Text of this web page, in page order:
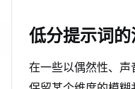
低分提示词
在一些以偶然性、